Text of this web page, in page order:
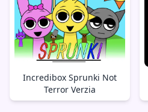
Incredibox Sprunki Not
Terror Verzia